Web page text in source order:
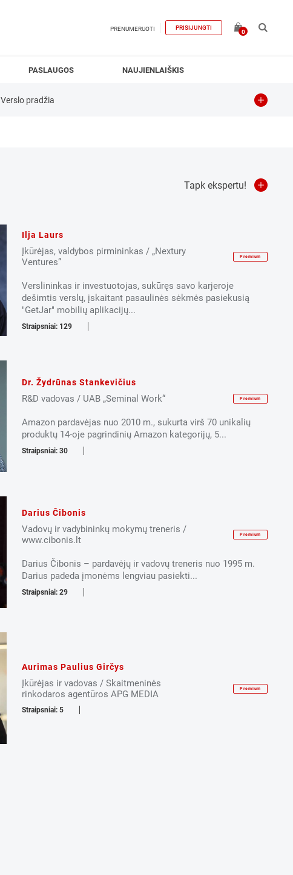
PRENUMERUOTI PRISIJUNGTI
0
PASLAUGOS NAUJIENLAIŠKIS
Verslo pradžia
Tapk ekspertu!
Ilja Laurs
Įkūrėjas, valdybos pirmininkas / „Nextury
Ventures”
Premium
Verslininkas ir investuotojas, sukūręs savo karjeroje
dešimtis verslų, įskaitant pasaulinės sėkmės pasiekusią
"GetJar" mobilių aplikacijų...
Straipsniai: 129
Dr. Žydrūnas Stankevičius
R&D vadovas / UAB „Seminal Work“ Premium
Amazon pardavėjas nuo 2010 m., sukurta virš 70 unikalių
produktų 14-oje pagrindinių Amazon kategorijų, 5...
Straipsniai: 30
Darius Čibonis
Vadovų ir vadybininkų mokymų treneris /
www.cibonis.lt
Premium
Darius Čibonis – pardavėjų ir vadovų treneris nuo 1995 m.
Darius padeda įmonėms lengviau pasiekti...
Straipsniai: 29
Aurimas Paulius Girčys
Įkūrėjas ir vadovas / Skaitmeninės
rinkodaros agentūros APG MEDIA
Premium
Straipsniai: 5